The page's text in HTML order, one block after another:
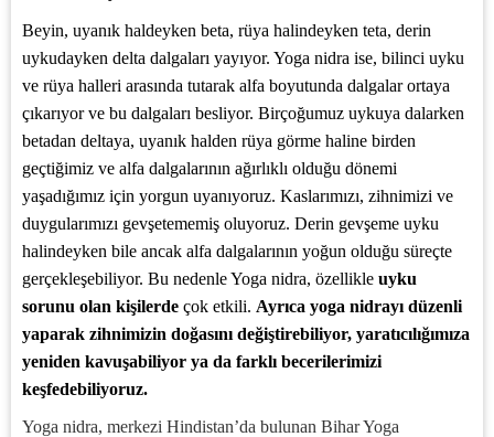
Beyin, uyanık haldeyken beta, rüya halindeyken teta, derin
uykudayken delta dalgaları yayıyor. Yoga nidra ise, bilinci uyku
ve rüya halleri arasında tutarak alfa boyutunda dalgalar ortaya
çıkarıyor ve bu dalgaları besliyor. Birçoğumuz uykuya dalarken
betadan deltaya, uyanık halden rüya görme haline birden
geçtiğimiz ve alfa dalgalarının ağırlıklı olduğu dönemi
yaşadığımız için yorgun uyanıyoruz. Kaslarımızı, zihnimizi ve
duygularımızı gevşetememiş oluyoruz. Derin gevşeme uyku
halindeyken bile ancak alfa dalgalarının yoğun olduğu süreçte
gerçekleşebiliyor. Bu nedenle Yoga nidra, özellikle uyku
sorunu olan kişilerde çok etkili. Ayrıca yoga nidrayı düzenli
yaparak zihnimizin doğasını değiştirebiliyor, yaratıcılığımıza
yeniden kavuşabiliyor ya da farklı becerilerimizi
keşfedebiliyoruz.
Yoga nidra, merkezi Hindistan’da bulunan Bihar Yoga